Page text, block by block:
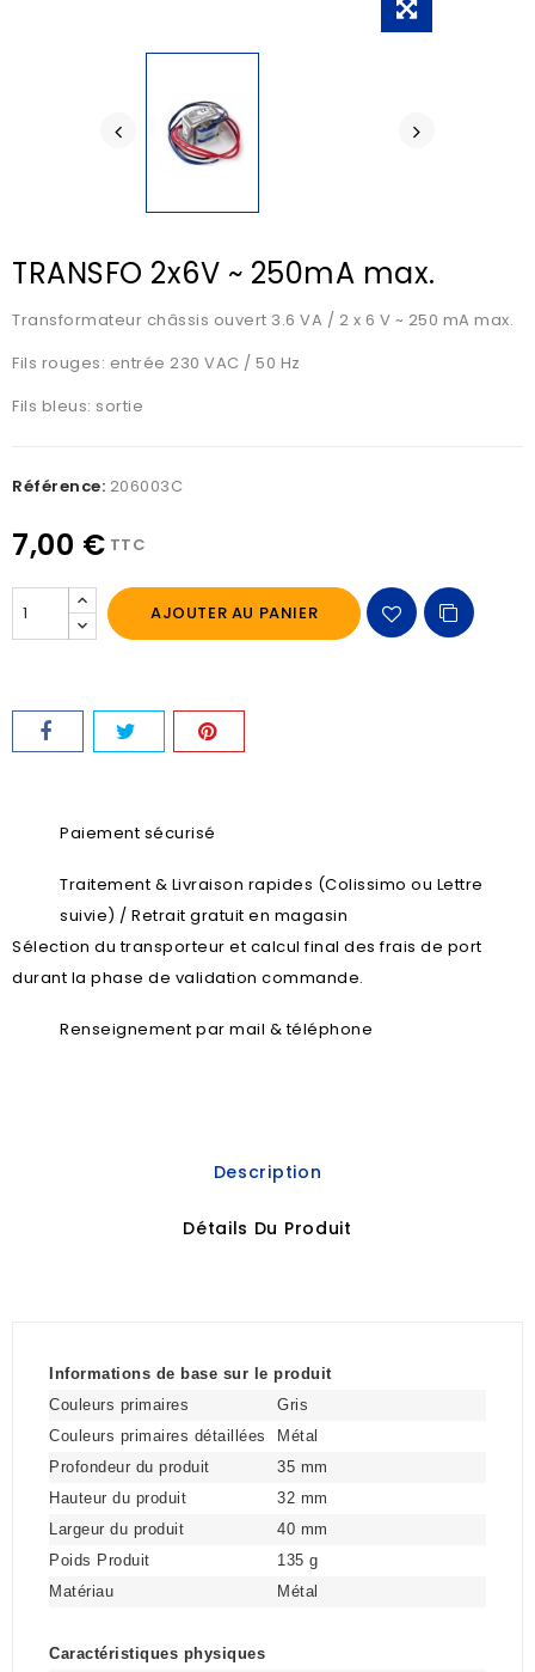
TRANSFO 2x6V ~ 250mA max.
Transformateur châssis ouvert 3.6 VA / 2 x 6 V ~ 250 mA max.
Fils rouges: entrée 230 VAC / 50 Hz
Fils bleus: sortie
Référence: 206003C
7,00 € TTC
AJOUTER AU PANIER
Paiement sécurisé
Traitement & Livraison rapides (Colissimo ou Lettre
suivie) / Retrait gratuit en magasin
Sélection du transporteur et calcul final des frais de port
durant la phase de validation commande.
Renseignement par mail & téléphone
Description
Détails Du Produit
Informations de base sur le produit
Couleurs primaires
Gris
Couleurs primaires détaillées
Métal
Profondeur du produit
35 mm
Hauteur du produit
32 mm
Largeur du produit
40 mm
Poids Produit
135 g
Matériau
Métal
Caractéristiques physiques